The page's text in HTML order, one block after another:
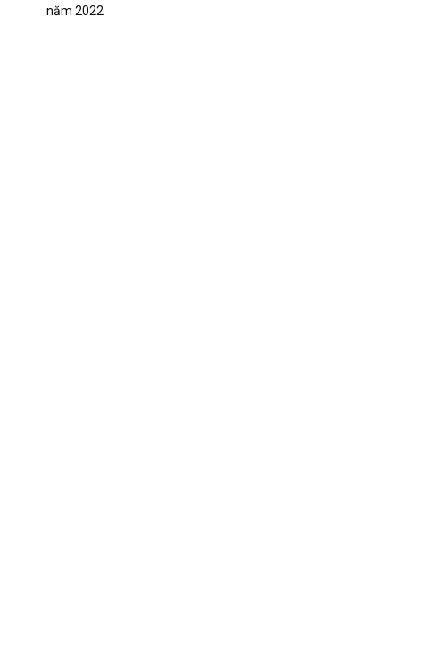
năm 2022